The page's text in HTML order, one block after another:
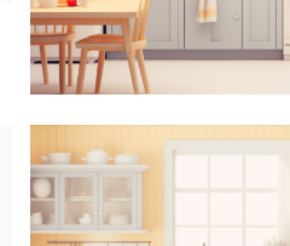
レストラン/カフェ
田舎
神社/寺院
街